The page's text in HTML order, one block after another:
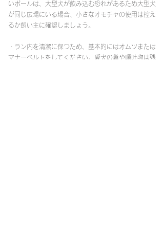
いボールは、大型犬が飲み込む恐れがあるため大型犬
が同じ広場にいる場合、小さなオモチャの使用は控え
るか飼い主に確認しましょう。
・ラン内を清潔に保つため、基本的にはオムツまたは
マナーベルトをしてください。愛犬の糞や嘔吐物は残